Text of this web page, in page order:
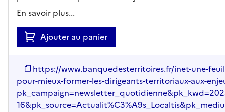
En savoir plus...
Ajouter au panier
https://www.banquedesterritoires.fr/inet-une-
pour-mieux-former-les-dirigeants-territoriaux-aux-